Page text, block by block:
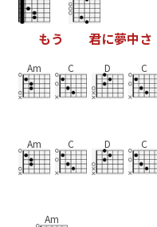
もう 君に夢中さ
Am C D C
Am C D C
Am